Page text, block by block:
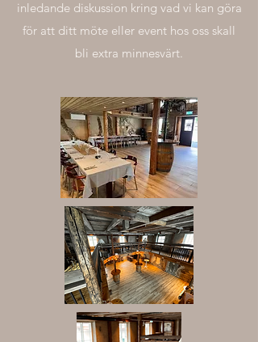
inledande diskussion kring vad vi kan göra
för att ditt möte eller event hos oss skall
bli extra minnesvärt.